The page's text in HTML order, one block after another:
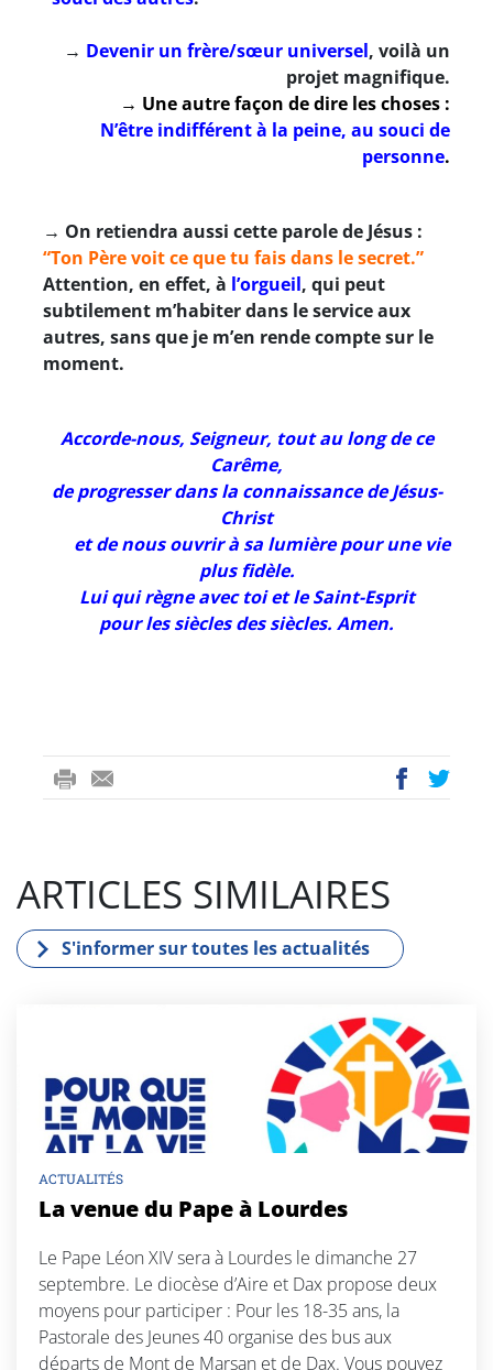
→ Devenir un frère/sœur universel, voilà un
projet magnifique.
→ Une autre façon de dire les choses :
N’être indifférent à la peine, au souci de
personne.
→ On retiendra aussi cette parole de Jésus :
“Ton Père voit ce que tu fais dans le secret.”
Attention, en effet, à l’orgueil, qui peut
subtilement m’habiter dans le service aux
autres, sans que je m’en rende compte sur le
moment.
Accorde-nous, Seigneur, tout au long de ce
Carême,
de progresser dans la connaissance de Jésus-
Christ
et de nous ouvrir à sa lumière pour une vie
plus fidèle.
Lui qui règne avec toi et le Saint-Esprit
pour les siècles des siècles. Amen.
ri
-
ac
wi
ARTICLES SIMILAIRES
S'informer sur toutes les actualités
ACTUALITÉS
La venue du Pape à Lourdes
Le Pape Léon XIV sera à Lourdes le dimanche 27
septembre. Le diocèse d’Aire et Dax propose deux
moyens pour participer : Pour les 18-35 ans, la
Pastorale des Jeunes 40 organise des bus aux
départs de Mont de Marsan et de Dax. Vous pouvez